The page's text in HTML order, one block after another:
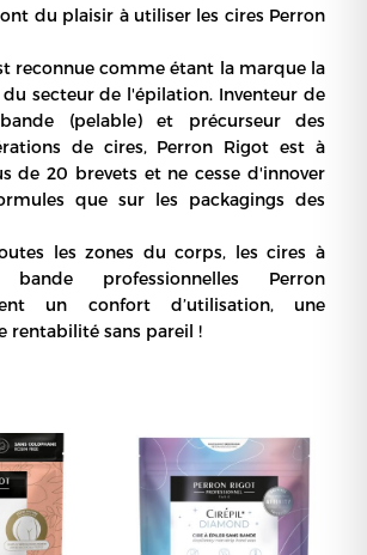
du plaisir à utiliser les cires Perron
reconnue comme étant la marque la
secteur de l'épilation. Inventeur de
(pelable) et précurseur des
de cires, Perron Rigot est à
de 20 brevets et ne cesse d'innover
que sur les packagings des
les zones du corps, les cires à
professionnelles Perron
un confort d’utilisation, une
rentabilité sans pareil !